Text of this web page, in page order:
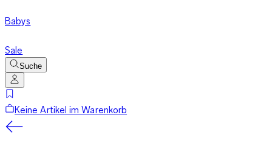
Babys
Sale
Suche
Keine Artikel im Warenkorb